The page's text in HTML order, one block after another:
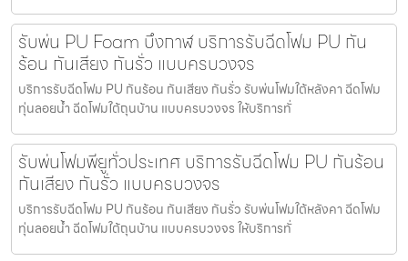
รับพ่น PU Foam บึงกาฬ บริการรับฉีดโฟม PU กัน
ร้อน กันเสียง กันรั่ว แบบครบวงจร
บริการรับฉีดโฟม PU กันร้อน กันเสียง กันรั่ว รับพ่นโฟมใต้หลังคา ฉีดโฟม
ทุ่นลอยน้ำ ฉีดโฟมใต้ถุนบ้าน แบบครบวงจร ให้บริการทั่
รับพ่นโฟมพียูทั่วประเทศ บริการรับฉีดโฟม PU กันร้อน
กันเสียง กันรั่ว แบบครบวงจร
บริการรับฉีดโฟม PU กันร้อน กันเสียง กันรั่ว รับพ่นโฟมใต้หลังคา ฉีดโฟม
ทุ่นลอยน้ำ ฉีดโฟมใต้ถุนบ้าน แบบครบวงจร ให้บริการทั่